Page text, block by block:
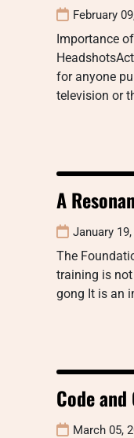
February
Importance
for anyone
television or
A
January
The
training is
gong It is an
Code
March 05,